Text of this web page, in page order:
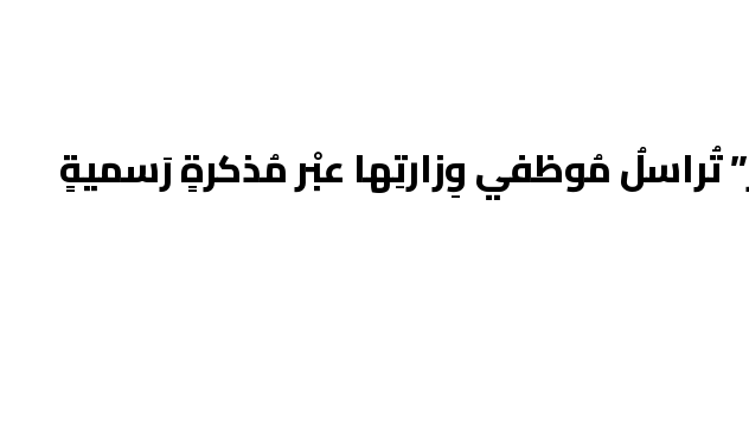
تُراسلُ مُوظفي وِزارتِها عبْر مُذكرةٍ رَسميةٍ